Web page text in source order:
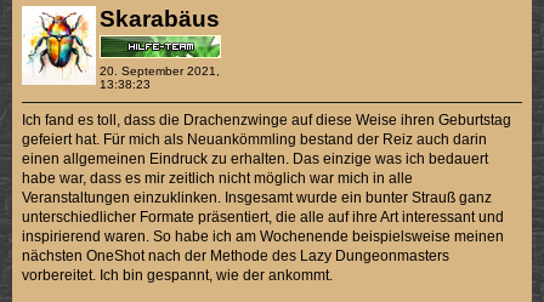
Skarabäus
20. September 2021,
13:38:23
Ich fand es toll, dass die Drachenzwinge auf diese Weise ihren Geburtstag
gefeiert hat. Für mich als Neuankömmling bestand der Reiz auch darin
einen allgemeinen Eindruck zu erhalten. Das einzige was ich bedauert
habe war, dass es mir zeitlich nicht möglich war mich in alle
Veranstaltungen einzuklinken. Insgesamt wurde ein bunter Strauß ganz
unterschiedlicher Formate präsentiert, die alle auf ihre Art interessant und
inspirierend waren. So habe ich am Wochenende beispielsweise meinen
nächsten OneShot nach der Methode des Lazy Dungeonmasters
vorbereitet. Ich bin gespannt, wie der ankommt.